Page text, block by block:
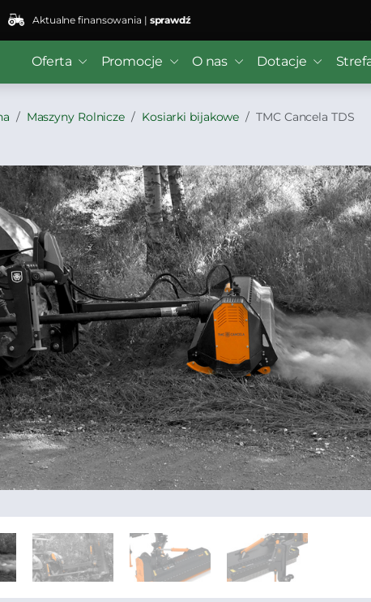
finansowania |sprawdź
Oferta Promocje O nas Dotacje
Maszyny Rolnicze Kosiarki bijakowe TMC Cancela TDS